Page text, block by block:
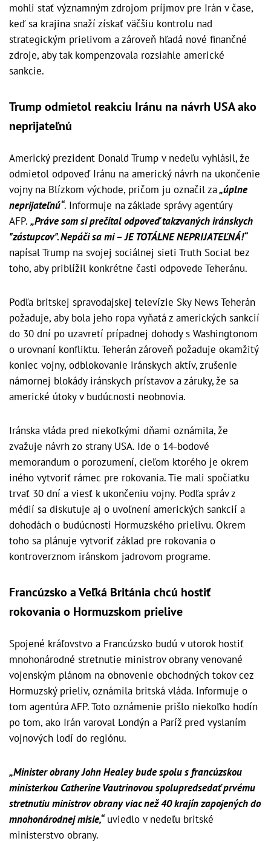
mohli stať významným zdrojom príjmov pre Irán v čase,
keď sa krajina snaží získať väčšiu kontrolu nad
strategickým prielivom a zároveň hľadá nové finančné
zdroje, aby tak kompenzovala rozsiahle americké
sankcie.
Trump odmietol reakciu Iránu na návrh USA ako
neprijateľnú
Americký prezident Donald Trump v nedeľu vyhlásil, že
odmietol odpoveď Iránu na americký návrh na ukončenie
vojny na Blízkom východe, pričom ju označil za„úplne
neprijateľnú“. Informuje na základe správy agentúry
AFP. „Práve som si prečítal odpoveď takzvaných iránskych
"zástupcov". Nepáči sa mi – JE TOTÁLNE NEPRIJATEĽNÁ!“
napísal Trump na svojej sociálnej sieti Truth Social bez
toho, aby priblížil konkrétne časti odpovede Teheránu.
Podľa britskej spravodajskej televízie Sky News Teherán
požaduje, aby bola jeho ropa vyňatá z amerických sankcií
do 30 dní po uzavretí prípadnej dohody s Washingtonom
o urovnaní konfliktu. Teherán zároveň požaduje okamžitý
koniec vojny, odblokovanie iránskych aktív, zrušenie
námornej blokády iránskych prístavov a záruky, že sa
americké útoky v budúcnosti neobnovia.
Iránska vláda pred niekoľkými dňami oznámila, že
zvažuje návrh zo strany USA. Ide o 14-bodové
memorandum o porozumení, cieľom ktorého je okrem
iného vytvoriť rámec pre rokovania. Tie mali spočiatku
trvať 30 dní a viesť k ukončeniu vojny. Podľa správ z
médií sa diskutuje aj o uvoľnení amerických sankcií a
dohodách o budúcnosti Hormuzského prielivu. Okrem
toho sa plánuje vytvoriť základ pre rokovania o
kontroverznom iránskom jadrovom programe.
Francúzsko a Veľká Británia chcú hostiť
rokovania o Hormuzskom prielive
Spojené kráľovstvo a Francúzsko budú v utorok hostiť
mnohonárodné stretnutie ministrov obrany venované
vojenským plánom na obnovenie obchodných tokov cez
Hormuzský prieliv, oznámila britská vláda. Informuje o
tom agentúra AFP. Toto oznámenie prišlo niekoľko hodín
po tom, ako Irán varoval Londýn a Paríž pred vyslaním
vojnových lodí do regiónu.
„Minister obrany John Healey bude spolu s francúzskou
ministerkou Catherine Vautrinovou spolupredsedať prvému
stretnutiu ministrov obrany viac než 40 krajín zapojených do
mnohonárodnej misie,“uviedlo v nedeľu britské
ministerstvo obrany.